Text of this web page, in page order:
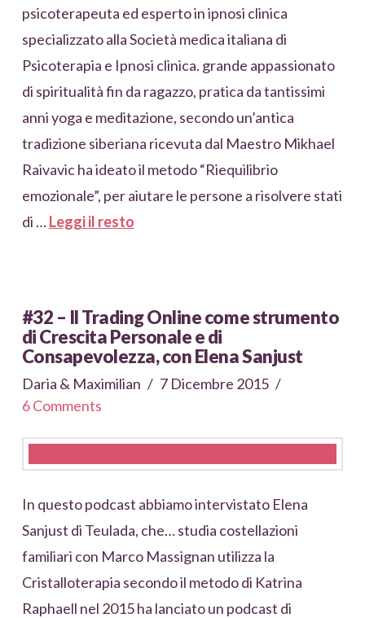
psicoterapeuta ed esperto in ipnosi clinica
specializzato alla Società medica italiana di
Psicoterapia e Ipnosi clinica. grande appassionato
di spiritualità fin da ragazzo, pratica da tantissimi
anni yoga e meditazione, secondo un’antica
tradizione siberiana ricevuta dal Maestro Mikhael
Raivavic ha ideato il metodo “Riequilibrio
emozionale”, per aiutare le persone a risolvere stati
di …Leggi il resto
#32 – Il Trading Online come strumento
di Crescita Personale e di
Consapevolezza, con Elena Sanjust
Daria & Maximilian
7 Dicembre 2015
6 Comments
In questo podcast abbiamo intervistato Elena
Sanjust di Teulada, che… studia costellazioni
familiari con Marco Massignan utilizza la
Cristalloterapia secondo il metodo di Katrina
Raphaell nel 2015 ha lanciato un podcast di